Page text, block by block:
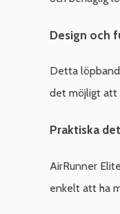
Design och
Detta
det möjligt att
Praktiska
AirRunner
enkelt att ha